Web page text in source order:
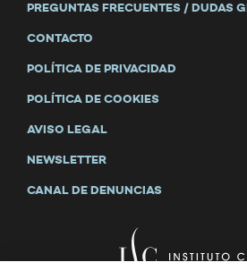
PREGUNTAS FRECUENTES / DUDAS
CONTACTO
POLÍTICA DE PRIVACIDAD
POLÍTICA DE COOKIES
AVISO LEGAL
NEWSLETTER
CANAL DE DENUNCIAS